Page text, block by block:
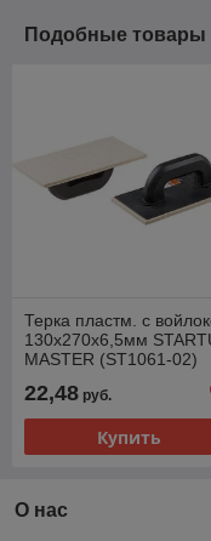
Подобные товары
Терка пластм. с
130х270х6,5мм
MASTER (ST1061-02)
22,48 руб.
Купить
О нас